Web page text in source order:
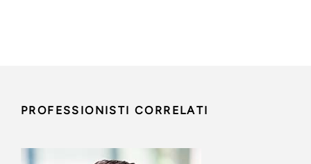
PROFESSIONISTI CORRELATI